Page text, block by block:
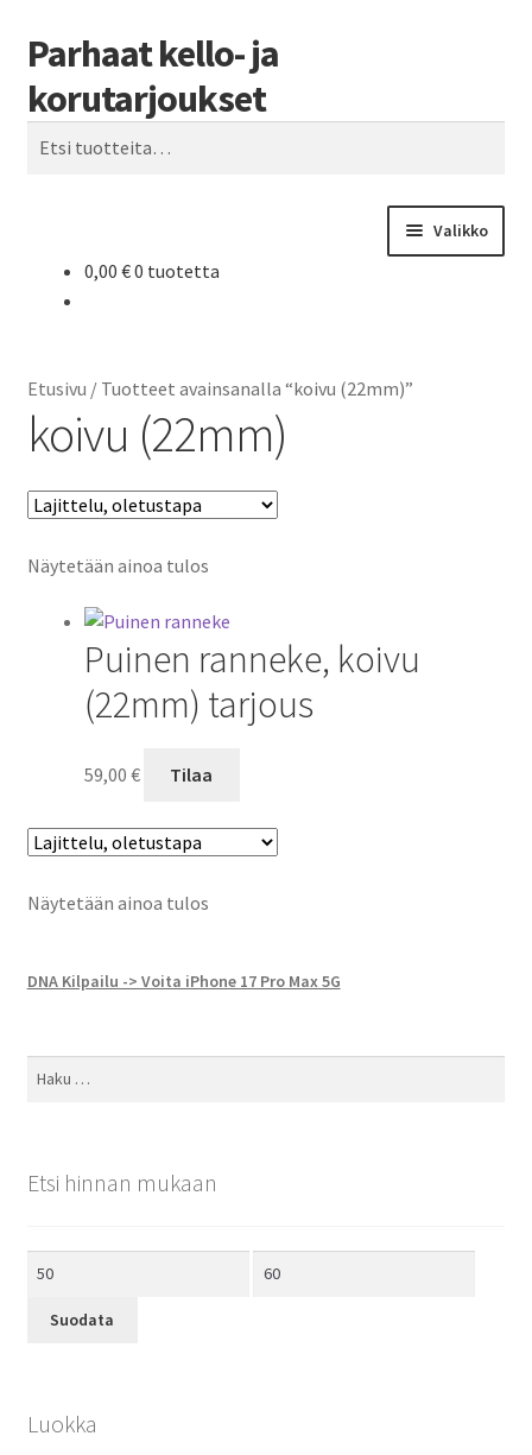
Siirry
navigointiin
Siirry
sisältöön
Parhaat kello- ja
korutarjoukset
Haku
Valikko
0,00 €0 tuotetta
Etusivu / Tuotteet avainsanalla “koivu (22mm)”
koivu (22mm)
Näytetään ainoa tulos
Puinen ranneke, koivu
(22mm) tarjous
59,00 € Tilaa
Näytetään ainoa tulos
DNA Kilpailu -> Voita iPhone 17 Pro Max 5G
Haku:
Etsi hinnan mukaan
Suodata
Luokka